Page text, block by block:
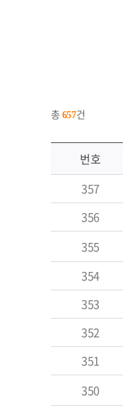
총 657건
번호
357
356
355
354
353
352
351
350